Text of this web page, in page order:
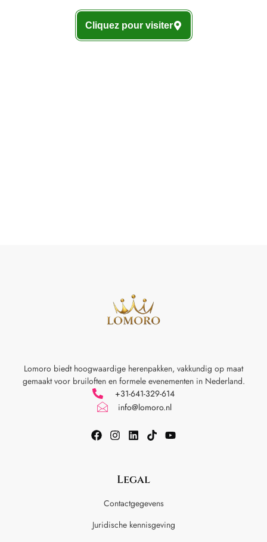
Cliquez pour visiter
Lomoro biedt hoogwaardige herenpakken, vakkundig op maat
gemaakt voor bruiloften en formele evenementen in Nederland.
+31-641-329-614
info@lomoro.nl
Legal
Contactgegevens
Juridische kennisgeving